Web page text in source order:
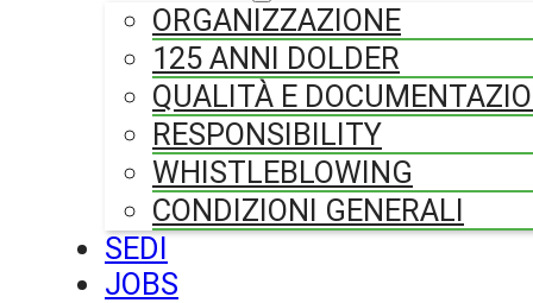
ORGANIZZAZIONE
125 ANNI DOLDER
QUALITÀ E
RESPONSIBILITY
WHISTLEBLOWING
CONDIZIONI GENERALI
SEDI
JOBS